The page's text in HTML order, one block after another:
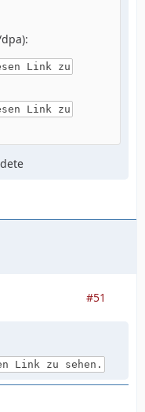
Link zu
Link zu
#51
Link zu sehen.